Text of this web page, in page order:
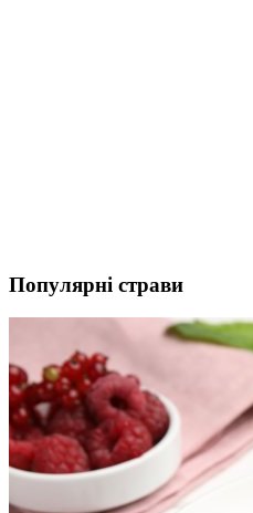
Популярні страви